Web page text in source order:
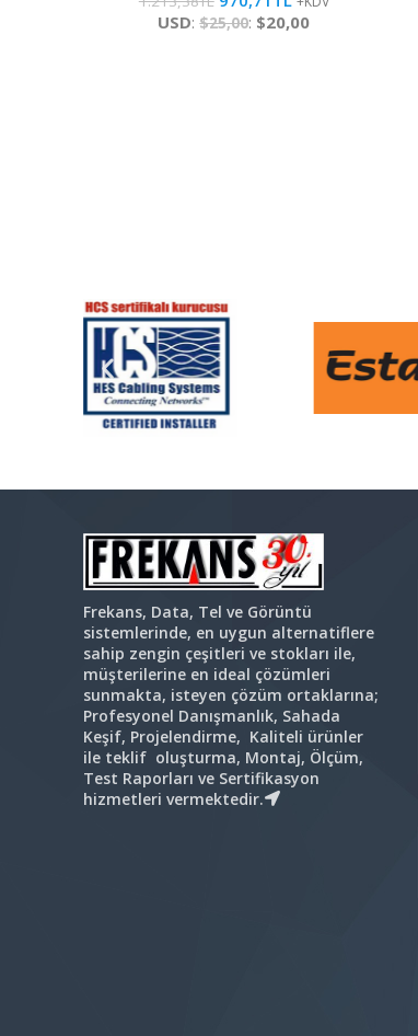
USD:$25,00: $20,00
Frekans, Data, Tel ve Görüntü
sistemlerinde, en uygun alternatiflere
sahip zengin çeşitleri ve stokları ile,
müşterilerine en ideal çözümleri
sunmakta, isteyen çözüm ortaklarına;
Profesyonel Danışmanlık, Sahada
Keşif, Projelendirme, Kaliteli ürünler
ile teklif oluşturma, Montaj, Ölçüm,
Test Raporları ve Sertifikasyon
hizmetleri vermektedir.